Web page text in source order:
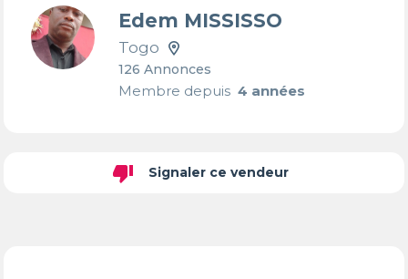
Edem MISSISSO
Togo
126 Annonces
Membre depuis4 années
thumb_down Signaler ce vendeur